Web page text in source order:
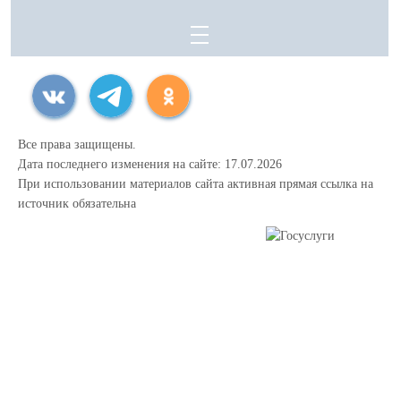
Все права защищены.
Дата последнего изменения на сайте: 17.07.2026
При использовании материалов сайта активная прямая ссылка на
источник обязательна